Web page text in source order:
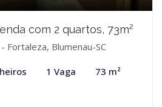
com 2 quartos, 73m²
Fortaleza, Blumenau-SC
1 Vaga 73 m²